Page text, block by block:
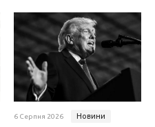
6 Серпня 2026 Новини